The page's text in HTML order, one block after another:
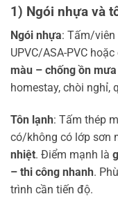
1) Ngói nhựa và
Ngói nhựa: Tấm/viên
UPVC/ASA-PVC
màu – chống ồn
homestay, chòi nghỉ,
Tôn lạnh: Tấm thép
có/không có lớp sơn
nhiệt. Điểm mạnh là
– thi công nhanh.
trình cần tiến độ.